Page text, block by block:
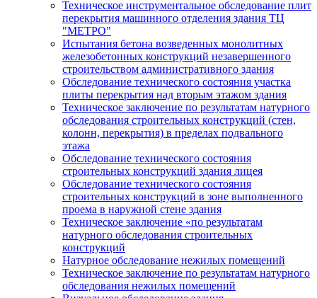
Техническое инструментальное обследование плит
перекрытия машинного отделения здания ТЦ
"МЕТРО"
Испытания бетона возведенных монолитных
железобетонных конструкций незавершенного
строительством административного здания
Обследование технического состояния участка
плиты перекрытия над вторым этажом здания
Техническое заключение по результатам натурного
обследования строительных конструкций (стен,
колонн, перекрытия) в пределах подвального
этажа
Обследование технического состояния
строительных конструкций здания лицея
Обследование технического состояния
строительных конструкций в зоне выполненного
проема в наружной стене здания
Техническое заключение «по результатам
натурного обследования строительных
конструкций
Натурное обследование нежилых помещений
Техническое заключение по результатам натурного
обследования нежилых помещений